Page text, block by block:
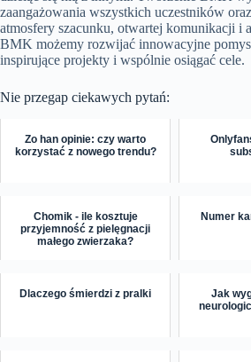
zaangażowania wszystkich uczestników
atmosfery szacunku, otwartej komunikacji i
BMK możemy rozwijać innowacyjne
inspirujące projekty i wspólnie osiągać cele.
Nie przegap ciekawych pytań:
Zo han opinie: czy warto
korzystać z nowego trendu?
Chomik - ile kosztuje
przyjemność z pielęgnacji
małego zwierzaka?
Numer
Dlaczego śmierdzi z pralki
Jak